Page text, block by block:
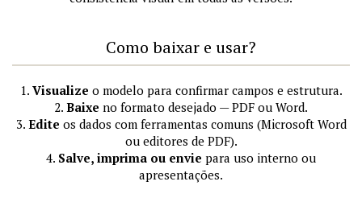
Como baixar e usar?
1. Visualize o modelo para confirmar campos e estrutura.
2. Baixe no formato desejado — PDF ou Word.
3. Edite os dados com ferramentas comuns (Microsoft Word
ou editores de PDF).
4. Salve, imprima ou envie para uso interno ou
apresentações.